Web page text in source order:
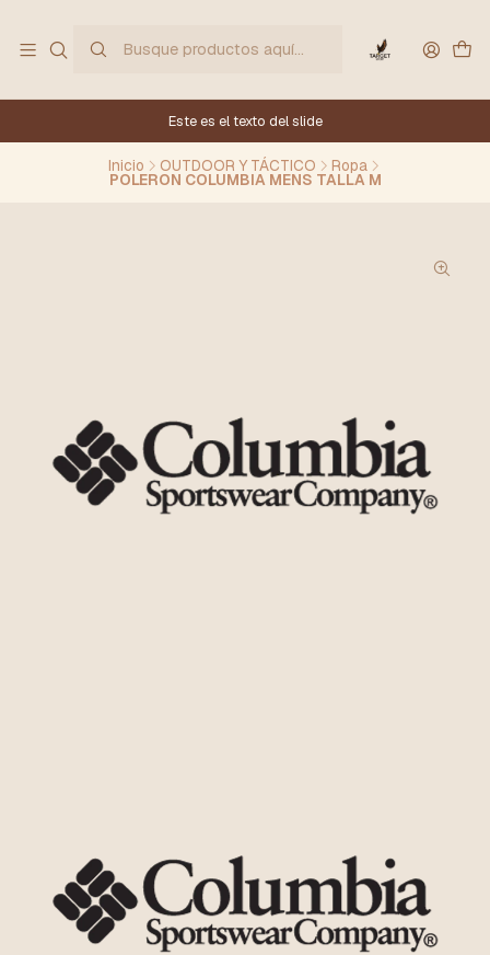
Este es el texto del slide
Inicio OUTDOOR Y TÁCTICO Ropa
POLERON COLUMBIA MENS TALLA M